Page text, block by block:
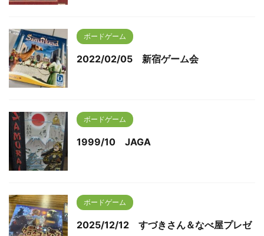
ボードゲーム
2022/02/05 新宿ゲーム会
ボードゲーム
1999/10 JAGA
ボードゲーム
2025/12/12 すづきさん＆なべ屋プレゼ